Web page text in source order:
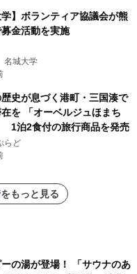
学】ボランティア協議会が熊
金活動を実施
城大学
史が息づく港町・三国湊で
在を 「オーベルジュほまち
1泊2食付の旅行商品を発売
らど
もっと見る
の湯が登場！ 「サウナのあ